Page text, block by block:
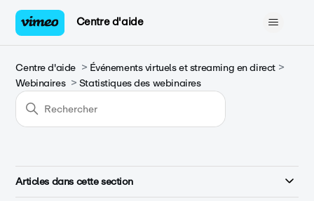
Centre d'aide
Centre d'aide
Événements virtuels et streaming en direct
Webinaires
Statistiques des webinaires
Articles dans cette section